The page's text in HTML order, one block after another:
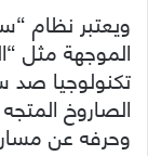
ويعتبر نظام
الموجهة مثل
تكنولوجيا صد
الصاروخ
وحرفه عن